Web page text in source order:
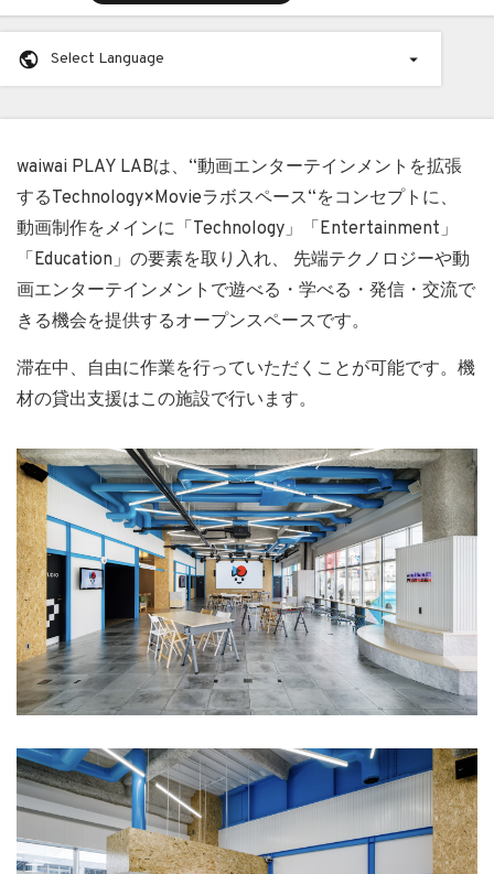
Select Language
waiwai PLAY LABは、“動画エンターテインメントを拡張
するTechnology×Movieラボスペース“をコンセプトに、
動画制作をメインに「Technology」「Entertainment」
「Education」の要素を取り入れ、 先端テクノロジーや動
画エンターテインメントで遊べる・学べる・発信・交流で
きる機会を提供するオープンスペースです。
滞在中、自由に作業を行っていただくことが可能です。機
材の貸出支援はこの施設で行います。